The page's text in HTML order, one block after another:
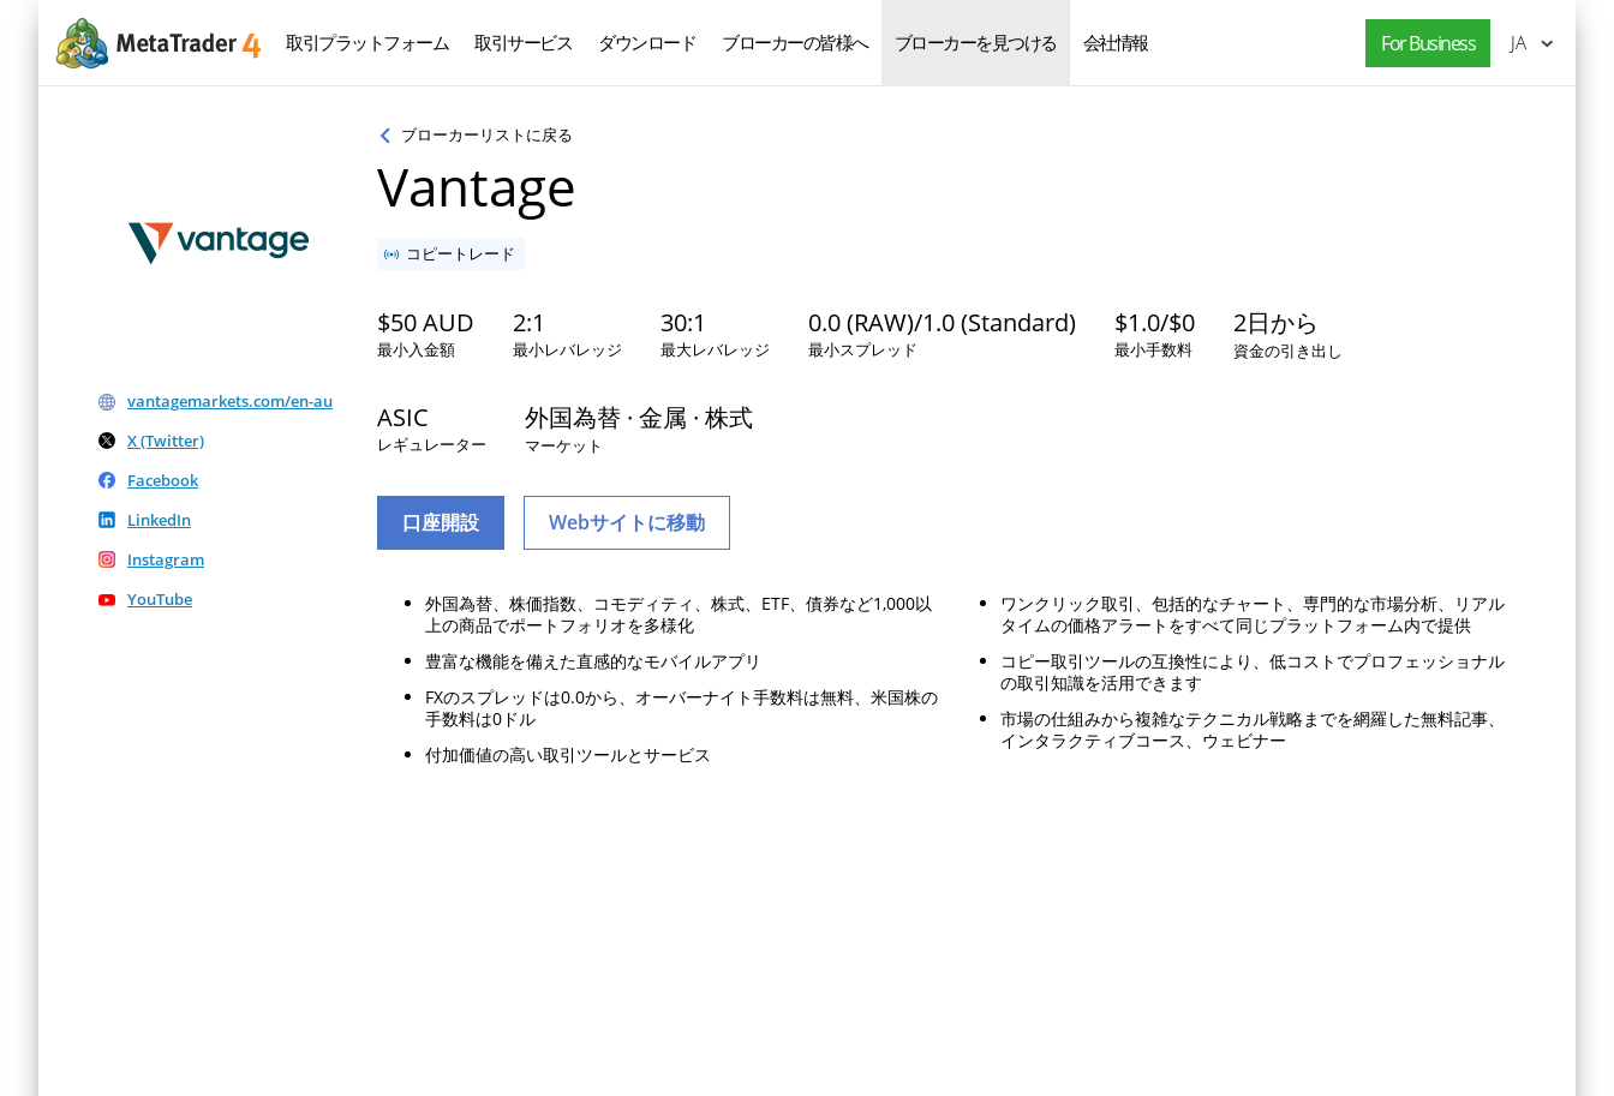
取引プラットフォーム 取引サービス ダウンロード ブローカーの皆様へ ブローカーを見つける 会社情報 For Business
日本語 JA
ブローカーリストに戻る
Vantage
コピートレード
$50 AUD
最小入金額
2:1
最小レバレッジ
30:1
最大レバレッジ
0.0 (RAW)/1.0 (Standard)
最小スプレッド
$1.0/$0
最小手数料
2日から
資金の引き出し
ASIC
レギュレーター
外国為替 · 金属 · 株式
マーケット
口座開設 Webサイトに移動
外国為替、株価指数、コモディティ、株式、ETF、債券など1,000以
上の商品でポートフォリオを多様化
豊富な機能を備えた直感的なモバイルアプリ
FXのスプレッドは0.0から、オーバーナイト手数料は無料、米国株の
手数料は0ドル
付加価値の高い取引ツールとサービス
ワンクリック取引、包括的なチャート、専門的な市場分析、リアル
タイムの価格アラートをすべて同じプラットフォーム内で提供
コピー取引ツールの互換性により、低コストでプロフェッショナル
の取引知識を活用できます
市場の仕組みから複雑なテクニカル戦略までを網羅した無料記事、
インタラクティブコース、ウェビナー
vantagemarkets.com/en-au
X (Twitter)
Facebook
LinkedIn
Instagram
YouTube